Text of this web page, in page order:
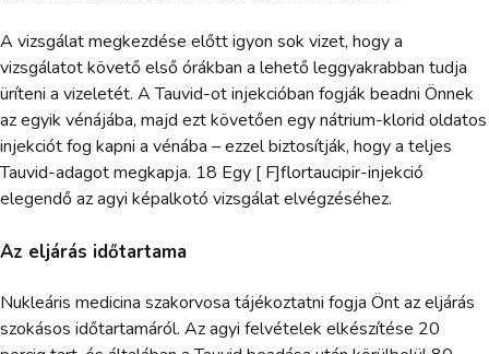
A vizsgálat megkezdése előtt igyon sok vizet, hogy a
vizsgálatot követő első órákban a lehető leggyakrabban tudja
üríteni a vizeletét. A Tauvid-ot injekcióban fogják beadni Önnek
az egyik vénájába, majd ezt követően egy nátrium-klorid oldatos
injekciót fog kapni a vénába – ezzel biztosítják, hogy a teljes
Tauvid-adagot megkapja. 18 Egy [ F]flortaucipir-injekció
elegendő az agyi képalkotó vizsgálat elvégzéséhez.
Az eljárás időtartama
Nukleáris medicina szakorvosa tájékoztatni fogja Önt az eljárás
szokásos időtartamáról. Az agyi felvételek elkészítése 20